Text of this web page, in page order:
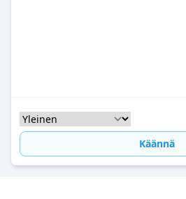
Käännä